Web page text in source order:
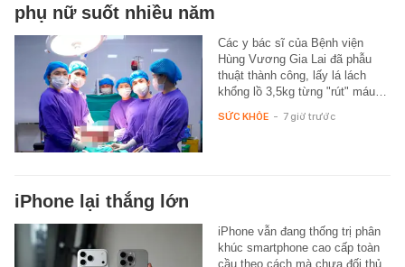
phụ nữ suốt nhiều năm
Các y bác sĩ của Bệnh viện
Hùng Vương Gia Lai đã phẫu
thuật thành công, lấy lá lách
khổng lồ 3,5kg từng "rút" máu…
SỨC KHỎE - 7 giờ trước
iPhone lại thắng lớn
iPhone vẫn đang thống trị phân
khúc smartphone cao cấp toàn
cầu theo cách mà chưa đối thủ